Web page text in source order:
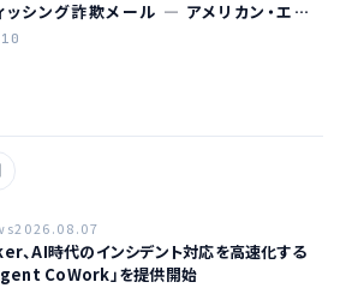
ッシング詐欺メール ― アメリカン・エキ
う偽メールの見分け方
2026.08.07
、AI時代のインシデント対応を高速化する
CoWork」を提供開始